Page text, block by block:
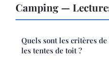
Camping —
Quels sont les critères
les tentes de toit ?